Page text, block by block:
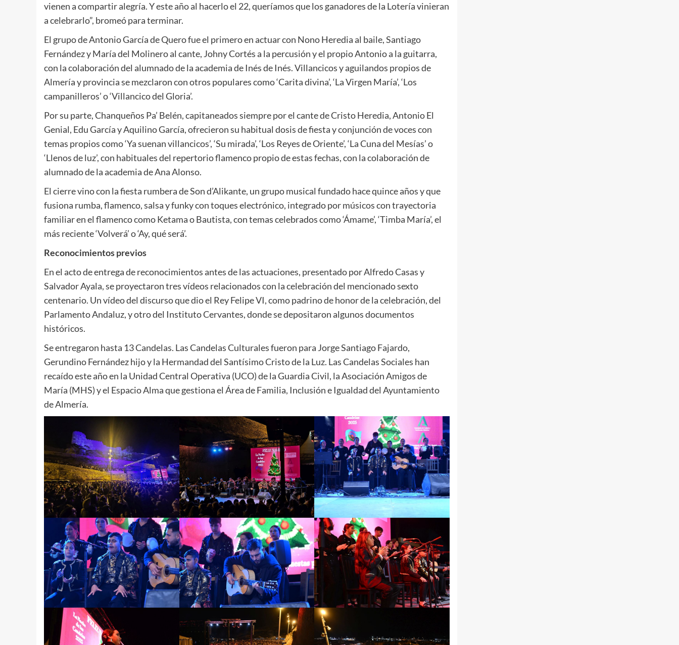
vienen a compartir alegría. Y este año al hacerlo el 22, queríamos que los ganadores de la Lotería vinieran
a celebrarlo”, bromeó para terminar.
El grupo de Antonio García de Quero fue el primero en actuar con Nono Heredia al baile, Santiago
Fernández y María del Molinero al cante, Johny Cortés a la percusión y el propio Antonio a la guitarra,
con la colaboración del alumnado de la academia de Inés de Inés. Villancicos y aguilandos propios de
Almería y provincia se mezclaron con otros populares como ‘Carita divina’, ‘La Virgen María’, ‘Los
campanilleros’ o ‘Villancico del Gloria’.
Por su parte, Chanqueños Pa’ Belén, capitaneados siempre por el cante de Cristo Heredia, Antonio El
Genial, Edu García y Aquilino García, ofrecieron su habitual dosis de fiesta y conjunción de voces con
temas propios como ‘Ya suenan villancicos’, ‘Su mirada’, ‘Los Reyes de Oriente’, ‘La Cuna del Mesías’ o
‘Llenos de luz’, con habituales del repertorio flamenco propio de estas fechas, con la colaboración de
alumnado de la academia de Ana Alonso.
El cierre vino con la fiesta rumbera de Son d’Alikante, un grupo musical fundado hace quince años y que
fusiona rumba, flamenco, salsa y funky con toques electrónico, integrado por músicos con trayectoria
familiar en el flamenco como Ketama o Bautista, con temas celebrados como ‘Ámame’, ‘Timba María’, el
más reciente ‘Volverá’ o ‘Ay, qué será’.
Reconocimientos previos
En el acto de entrega de reconocimientos antes de las actuaciones, presentado por Alfredo Casas y
Salvador Ayala, se proyectaron tres vídeos relacionados con la celebración del mencionado sexto
centenario. Un vídeo del discurso que dio el Rey Felipe VI, como padrino de honor de la celebración, del
Parlamento Andaluz, y otro del Instituto Cervantes, donde se depositaron algunos documentos
históricos.
Se entregaron hasta 13 Candelas. Las Candelas Culturales fueron para Jorge Santiago Fajardo,
Gerundino Fernández hijo y la Hermandad del Santísimo Cristo de la Luz. Las Candelas Sociales han
recaído este año en la Unidad Central Operativa (UCO) de la Guardia Civil, la Asociación Amigos de
María (MHS) y el Espacio Alma que gestiona el Área de Familia, Inclusión e Igualdad del Ayuntamiento
de Almería.